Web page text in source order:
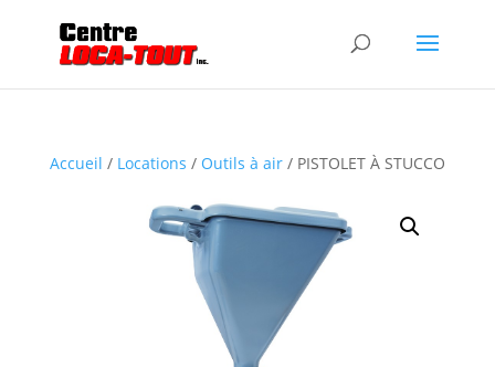
Accueil / Locations / Outils à air/ PISTOLET À STUCCO